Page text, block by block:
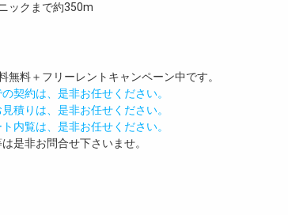
ックまで約350m
無料＋ フリーレント キャンペーン中です。
契約は、是非お任せください。
積りは、是非お任せください。
内覧は、是非お任せください。
是非お問合せ下さいませ。